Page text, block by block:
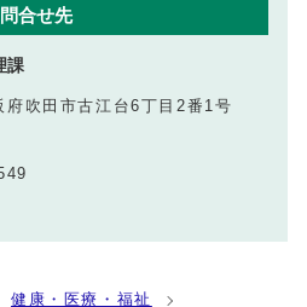
合せ先
課
吹田市古江台6丁目2番1号
健康・医療・福祉